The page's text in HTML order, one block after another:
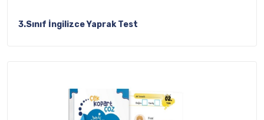
3.Sınıf İngilizce Yaprak Test